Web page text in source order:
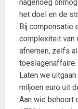
nagenoeg
het doel en de
Bij compensatie
complexiteit van
afnemen, zelfs
toeslagenaffaire.
Laten we
miljoen euro uit
Aan wie behoort